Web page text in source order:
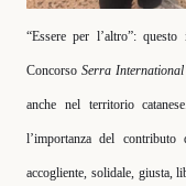
“Essere per l’altro”:
Concorso Serra
anche nel territorio
l’importanza del
accogliente, solidale, giusta,